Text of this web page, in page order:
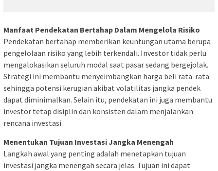
Manfaat Pendekatan Bertahap Dalam Mengelola Risiko
Pendekatan bertahap memberikan keuntungan utama berupa
pengelolaan risiko yang lebih terkendali. Investor tidak perlu
mengalokasikan seluruh modal saat pasar sedang bergejolak.
Strategi ini membantu menyeimbangkan harga beli rata-rata
sehingga potensi kerugian akibat volatilitas jangka pendek
dapat diminimalkan. Selain itu, pendekatan ini juga membantu
investor tetap disiplin dan konsisten dalam menjalankan
rencana investasi.
Menentukan Tujuan Investasi Jangka Menengah
Langkah awal yang penting adalah menetapkan tujuan
investasi jangka menengah secara jelas. Tujuan ini dapat